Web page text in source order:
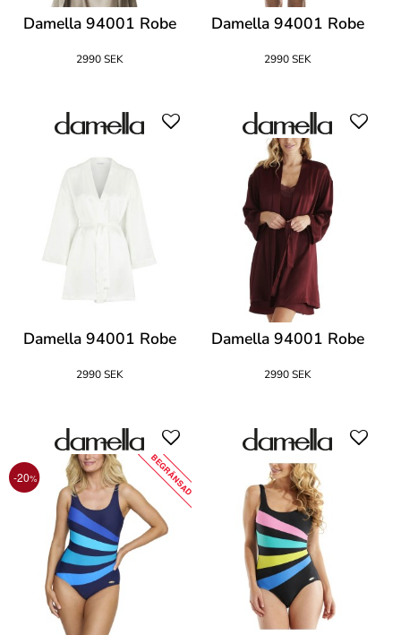
Damella 94001 Robe
2990 SEK
Damella 94001 Robe
2990 SEK
Damella 94001 Robe
2990 SEK
Damella 94001 Robe
2990 SEK
-20% BEGRÄNSAD